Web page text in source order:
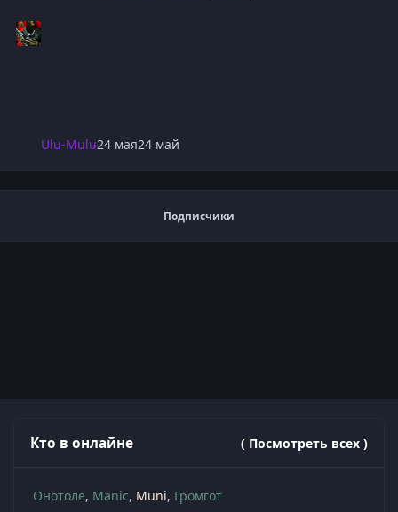
Ulu-Mulu24 мая24 май
Подписчики
Кто в онлайне ( Посмотреть всех )
Онотоле Manic Muni Громгот